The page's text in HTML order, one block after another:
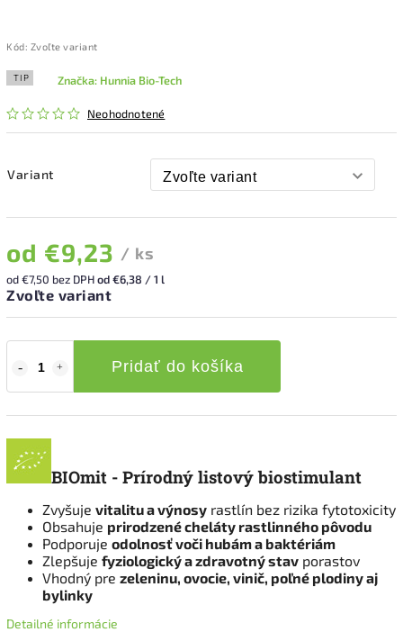
Kód: Zvoľte variant
TIP
Neohodnotené
Značka: Hunnia Bio-Tech
Variant
od €9,23 / ks
od€7,50 bez DPHod €6,38 / 1 l
Zvoľte variant
Pridať do košíka
BIOmit - Prírodný listový biostimulant
Zvyšuje vitalitu a výnosy rastlín bez rizika fytotoxicity
Obsahuje prirodzené cheláty rastlinného pôvodu
Podporuje odolnosť voči hubám a baktériám
Zlepšuje fyziologický a zdravotný stav porastov
Vhodný pre zeleninu, ovocie, vinič, poľné plodiny aj
bylinky
Detailné informácie